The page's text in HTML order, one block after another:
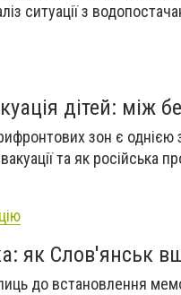
ситуації з
дітей: між
зон є
та як
як Слов'янськ
до встановлення